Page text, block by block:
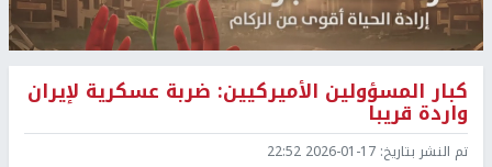
كبار المسؤولين الأميركيين: ضربة عسكرية لإيران
واردة قريبا
تم النشر بتاريخ: 2026-01-17 22:52